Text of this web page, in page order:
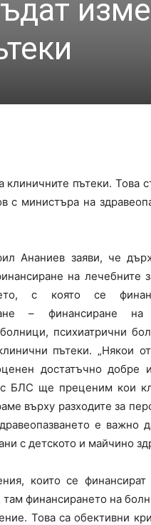
пътеки. Това
с министъра на
Ананиев заяви, че
на лечебните
с която се
– финансиране
психиатрични
пътеки. „Някои
достатъчно добре
с БЛС ще преценим кои
върху разходите за
е важно
с детското и майчино
които се
финансирането на
Това са обективни